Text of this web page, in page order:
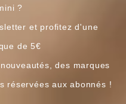
?
et profitez d'une
de 5€
des marques
réservées aux abonnés !